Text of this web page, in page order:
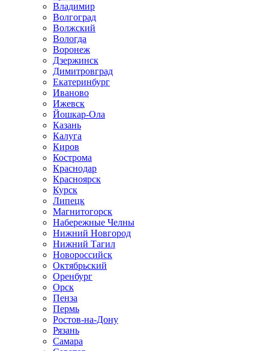
Владимир
Волгоград
Волжский
Вологда
Воронеж
Дзержинск
Димитровград
Екатеринбург
Иваново
Ижевск
Йошкар-Ола
Казань
Калуга
Киров
Кострома
Краснодар
Красноярск
Курск
Липецк
Магнитогорск
Набережные Челны
Нижний Новгород
Нижний Тагил
Новороссийск
Октябрьский
Оренбург
Орск
Пенза
Пермь
Ростов-на-Дону
Рязань
Самара